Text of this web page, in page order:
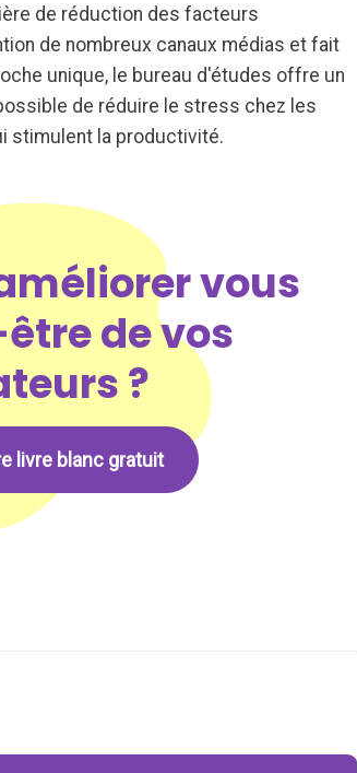
de réduction des facteurs
de nombreux canaux médias et fait
unique, le bureau d'études offre un
de réduire le stress chez les
stimulent la productivité.
vous
de vos
?
livre blanc gratuit